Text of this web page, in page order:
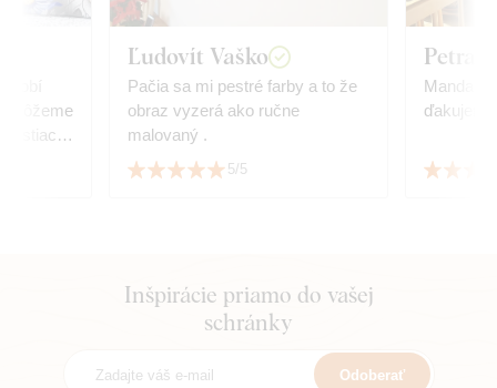
Ľudovít Vaško
Pačia sa mi pestré farby a to že
obraz vyzerá ako ručne
malovaný .
5/5
Petra
Mandala
Inšpirácie priamo do vašej
schránky
Odoberať